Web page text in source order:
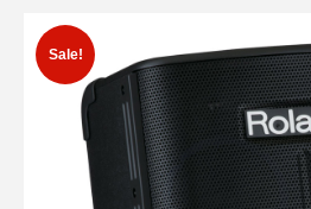
Sale!